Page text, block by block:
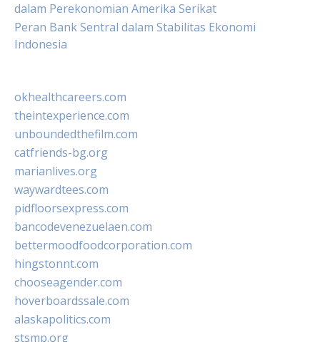
dalam Perekonomian Amerika Serikat
Peran Bank Sentral dalam Stabilitas Ekonomi
Indonesia
okhealthcareers.com
theintexperience.com
unboundedthefilm.com
catfriends-bg.org
marianlives.org
waywardtees.com
pidfloorsexpress.com
bancodevenezuelaen.com
bettermoodfoodcorporation.com
hingstonnt.com
chooseagender.com
hoverboardssale.com
alaskapolitics.com
stsmp.org